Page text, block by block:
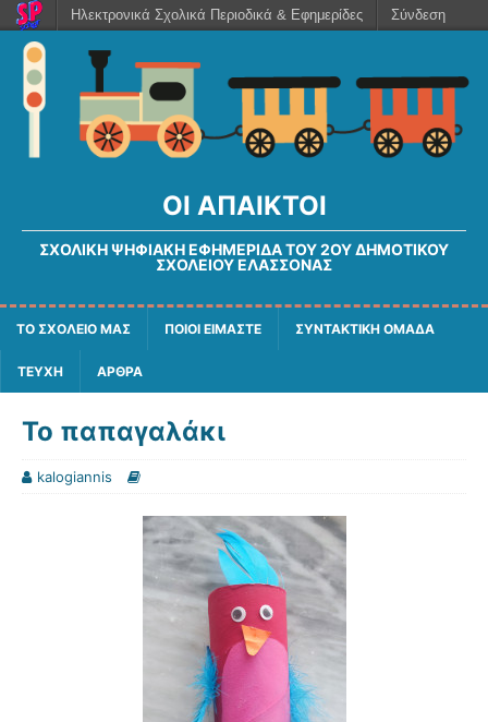
ΟΙ ΆΠΑΙΚΤΟΙ
ΣΧΟΛΙΚΉ ΨΗΦΙΑΚΉ ΕΦΗΜΕΡΊΔΑ ΤΟΥ 2ΟΥ ΔΗΜΟΤΙΚΟΎ
ΣΧΟΛΕΊΟΥ ΕΛΑΣΣΌΝΑΣ
ΤΟ ΣΧΟΛΕΙΟ ΜΑΣ ΠΟΙΟΙ ΕΙΜΑΣΤΕ ΣΥΝΤΑΚΤΙΚΗ ΟΜΑΔΑ
ΤΕΥΧΗ ΑΡΘΡΑ
Το παπαγαλάκι
kalogiannis
Ηλεκτρονικά Σχολικά Περιοδικά & Εφημερίδες Σύνδεση